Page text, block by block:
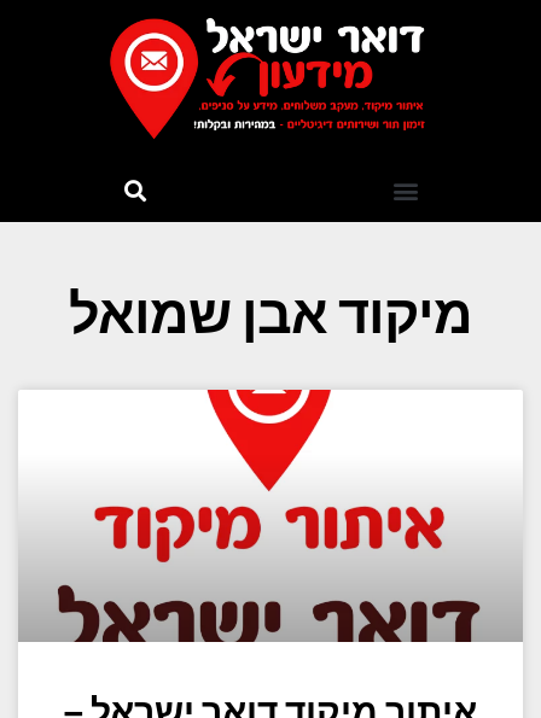
מיקוד אבן שמואל